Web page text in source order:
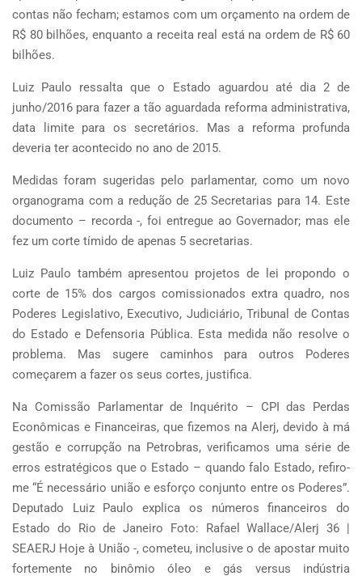
contas não fecham; estamos com um orçamento na ordem de
R$ 80 bilhões, enquanto a receita real está na ordem de R$ 60
bilhões.
Luiz Paulo ressalta que o Estado aguardou até dia 2 de
junho/2016 para fazer a tão aguardada reforma administrativa,
data limite para os secretários. Mas a reforma profunda
deveria ter acontecido no ano de 2015.
Medidas foram sugeridas pelo parlamentar, como um novo
organograma com a redução de 25 Secretarias para 14. Este
documento – recorda -, foi entregue ao Governador; mas ele
fez um corte tímido de apenas 5 secretarias.
Luiz Paulo também apresentou projetos de lei propondo o
corte de 15% dos cargos comissionados extra quadro, nos
Poderes Legislativo, Executivo, Judiciário, Tribunal de Contas
do Estado e Defensoria Pública. Esta medida não resolve o
problema. Mas sugere caminhos para outros Poderes
começarem a fazer os seus cortes, justifica.
Na Comissão Parlamentar de Inquérito – CPI das Perdas
Econômicas e Financeiras, que fizemos na Alerj, devido à má
gestão e corrupção na Petrobras, verificamos uma série de
erros estratégicos que o Estado – quando falo Estado, refiro-
me “É necessário união e esforço conjunto entre os Poderes”.
Deputado Luiz Paulo explica os números financeiros do
Estado do Rio de Janeiro Foto: Rafael Wallace/Alerj 36 |
SEAERJ Hoje à União -, cometeu, inclusive o de apostar muito
fortemente no binômio óleo e gás versus indústria